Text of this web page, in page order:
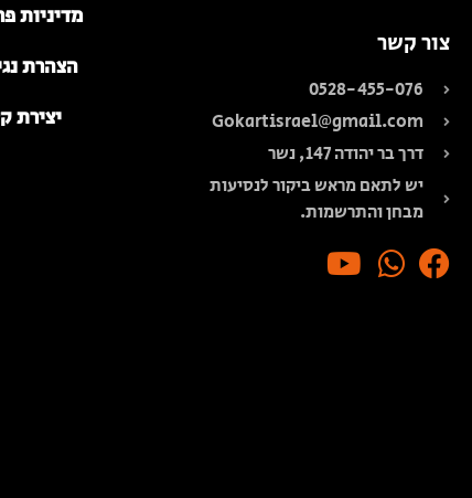
צור קשר
0528-455-076
Gokartisrael@gmail.com
דרך בר יהודה 147, נשר
יש לתאם מראש ביקור לנסיעות
מבחן והתרשמות.
מדיניות
הצהרת
יצירת